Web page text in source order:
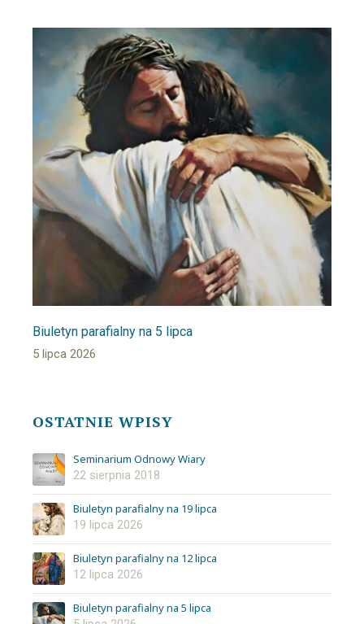
Biuletyn parafialny na 5 lipca
5 lipca 2026
OSTATNIE WPISY
Seminarium Odnowy Wiary
22 sierpnia 2018
Biuletyn parafialny na 19 lipca
19 lipca 2026
Biuletyn parafialny na 12 lipca
12 lipca 2026
Biuletyn parafialny na 5 lipca